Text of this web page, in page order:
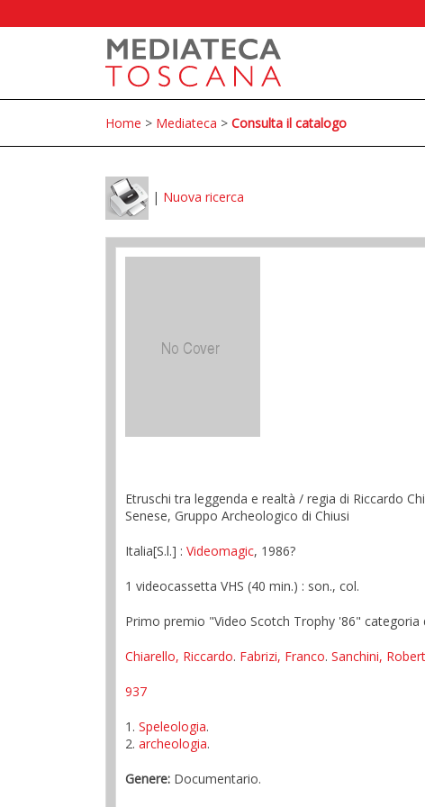
Home > Mediateca > Consulta il catalogo
| Nuova ricerca
Etruschi tra leggenda e realtà / regia di Riccardo
Senese, Gruppo Archeologico di Chiusi
Italia[S.l.] : Videomagic, 1986?
1 videocassetta VHS (40 min.) : son., col.
Primo premio "Video Scotch Trophy '86" categoria
Chiarello, Riccardo. Fabrizi, Franco. Sanchini,
937
1. Speleologia.
2. archeologia.
Genere: Documentario.